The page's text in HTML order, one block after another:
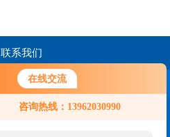
在线交流
咨询热线：13962030990
联系我们